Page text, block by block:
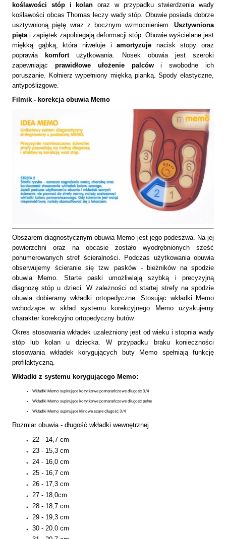
koślawości stóp i kolan oraz w przypadku stwierdzenia wady
koślawości obcas Thomas leczy wady stóp. Obuwie posiada dobrze
usztywnioną piętę wraz z bocznym wzmocnieniem. Usztywniona
pięta i zapiętek zapobiegają deformacji stóp. Obuwie wyścielane jest
miękką gąbką, która niweluje iamortyzuje nacisk stopy oraz
poprawiakomfortużytkowania. Nosek obuwia jest szeroki
zapewniając prawidłowe ułożenie palcówi swobodne ich
poruszanie. Kołnierz wypełniony miękką pianką. Spody elastyczne,
antypoślizgowe.
Filmik - korekcja obuwia Memo
Obszarem diagnostycznym obuwia Memo jest jego podeszwa. Na jej
powierzchni oraz na obcasie zostało wyodrębnionych sześć
ponumerowanych stref ścieralności. Podczas użytkowania obuwia
obserwujemy ścieranie się tzw. pasków - bieżników na spodzie
obuwia Memo. Starte paski umożliwiają szybką i precyzyjną
diagnozę stóp u dzieci. W zależności od startej strefy na spodzie
obuwia dobieramy wkładki ortopedyczne. Stosując wkładki Memo
wchodzące w skład systemu korekcyjnego Memo uzyskujemy
charakter korekcyjno ortopedyczny butów.
Okres stosowania wkładek uzależniony jest od wieku i stopnia wady
stóp lub kolan u dziecka. W przypadku braku konieczności
stosowania wkładek korygujących buty Memo spełniają funkcję
profilaktyczną.
Wkładki z systemu korygującego Memo:
Wkładki Memo supinujące korytkowe pomarańczowe długość 3/4
Wkładki Memo supinujące korytkowe pomarańczowe długość pełne
Wkładki Memo supinujące klinowe szare długość 3/4
Rozmiar obuwia - długość wkładki wewnętrznej
22 - 14,7 cm
23 - 15,3 cm
24 - 16,0 cm
25 - 16,7 cm
26 - 17,3 cm
27 - 18,0cm
28 - 18,7 cm
29 - 19,3 cm
30 - 20,0 cm